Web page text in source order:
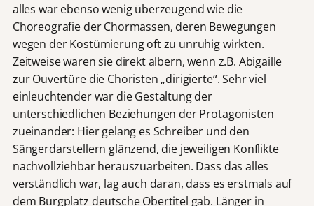
alles war ebenso wenig überzeugend wie die
Choreografie der Chormassen, deren Bewegungen
wegen der Kostümierung oft zu unruhig wirkten.
Zeitweise waren sie direkt albern, wenn z.B. Abigaille
zur Ouvertüre die Choristen „dirigierte“. Sehr viel
einleuchtender war die Gestaltung der
unterschiedlichen Beziehungen der Protagonisten
zueinander: Hier gelang es Schreiber und den
Sängerdarstellern glänzend, die jeweiligen Konflikte
nachvollziehbar herauszuarbeiten. Dass das alles
verständlich war, lag auch daran, dass es erstmals auf
dem Burgplatz deutsche Obertitel gab. Länger in